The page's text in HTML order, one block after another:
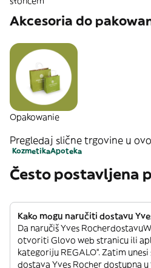
Akcesoria do
Opakowanie
Pregledaj slične trgovine u
KozmetikaApoteka
Često postavljena
Kako mogu naručiti dostavu
Da naručiš Yves
otvoriti Glovo web stranicu ili
kategoriju REGALO”. Zatim
dostava Yves Rocher dostupna